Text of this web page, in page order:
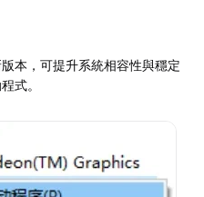
本，可提升系統相容性與穩定
式。